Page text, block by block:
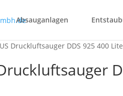
Absauganlagen